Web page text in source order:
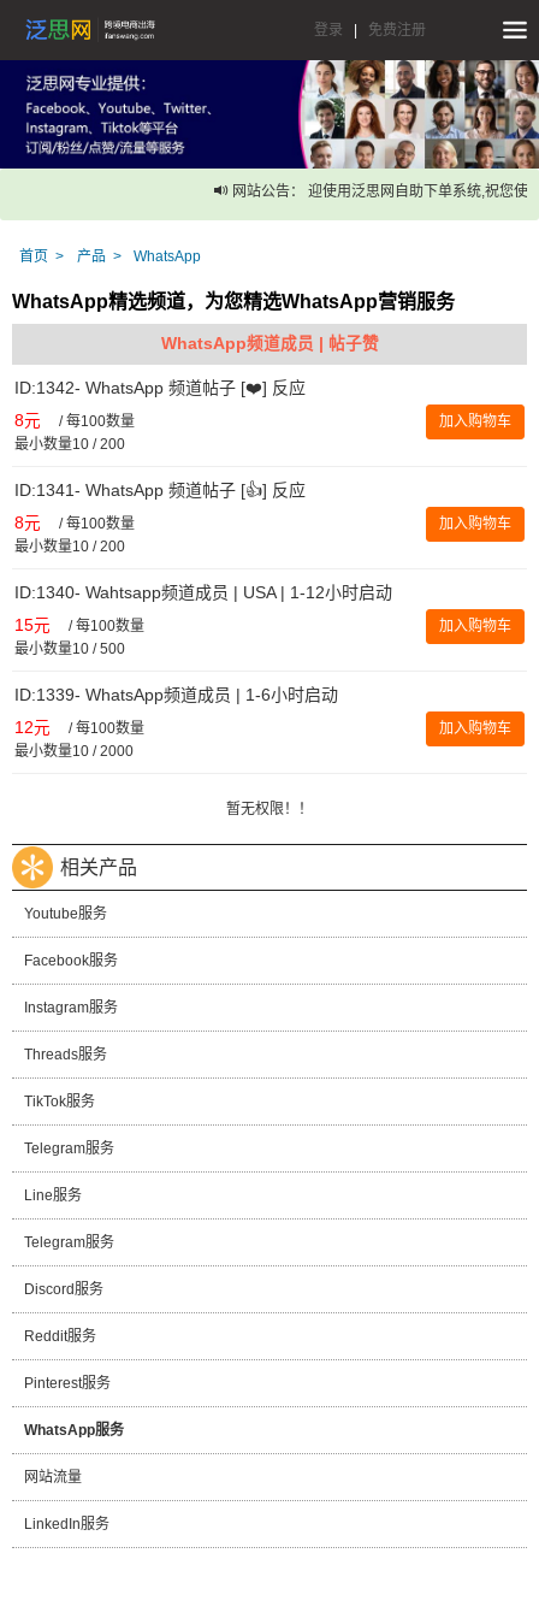
登录 免费注册
网站公告： 迎使用泛思网自助下单系统,祝您使用
首页 产品 WhatsApp
WhatsApp精选频道，为您精选WhatsApp营销服务
WhatsApp频道成员 | 帖子赞
ID:1342- WhatsApp 频道帖子 [❤️] 反应
8元 /每100数量
最小数量10 / 200
加入购物车
ID:1341- WhatsApp 频道帖子 [👍] 反应
8元 /每100数量
最小数量10 / 200
加入购物车
ID:1340- Wahtsapp频道成员 | USA | 1-12小时启动
15元 /每100数量
最小数量10 / 500
加入购物车
ID:1339- WhatsApp频道成员 | 1-6小时启动
12元 /每100数量
最小数量10 / 2000
加入购物车
暂无权限！！
相关产品
Youtube服务
Facebook服务
Instagram服务
Threads服务
TikTok服务
Telegram服务
Line服务
Telegram服务
Discord服务
Reddit服务
Pinterest服务
WhatsApp服务
网站流量
LinkedIn服务